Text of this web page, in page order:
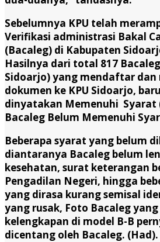
Sebelumnya KPU telah
Verifikasi administrasi Bakal
(Bacaleg) di Kabupaten
Hasilnya dari total 817
Sidoarjo) yang mendaftar dan
dokumen ke KPU Sidoarjo,
dinyatakan Memenuhi Syarat
Bacaleg Belum Memenuhi
Beberapa syarat yang belum
diantaranya Bacaleg belum
kesehatan, surat keterangan
Pengadilan Negeri, hingga
yang dirasa kurang semisal
yang rusak, Foto Bacaleg
kelengkapan di model B-B
dicentang oleh Bacaleg. (Had).